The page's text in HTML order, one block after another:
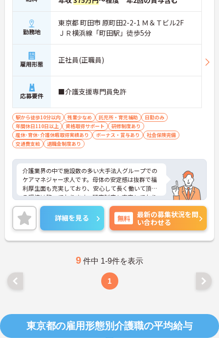
・髪色やネイルなどが原則自由となっており、ご自
身のスタイルを大切にしながら無理なく業務に取り
組むことが可能です。
・施設運営への貢献やチームワークを多角的に評価
する仕組みにより、モチベーションを高く保ちなが
ら働けます。
・賞与とは別に特別報酬の支給実績があり、手厚い
待遇のもとで生活を豊かにできます。
【残業が少なく手厚い福利厚生により、長期的に働
き続けられる体制です】
・残業は少なく、プライベートの時間をしっかりと
確保しながら心身にゆとりを持って働けます。
・65歳定年制や70歳までの再雇用制度、退職金制度
定したキャリアを描けます。
勤務地
東京都 町田市 原町田2-2-1 Ｍ＆Ｔビル2F
ＪＲ横浜線「町田駅」徒歩5分
雇用形態 正社員(正職員)
応募要件 ■介護支援専門員免許
駅から徒歩10分以内 残業少なめ 託児所・育児補助
日勤のみ
年間休日110日以上
資格取得サポート
研修制度あり
産休･育休･介護休暇取得実績あり
ボーナス・賞与あり
社会保険完備
交通費支給
退職金制度あり
介護業界の中で施設数の多い大手法人グループでの
ケアマネジャー求人です。母体の安定感は抜群で福
利厚生面も充実しており、安心して長く働いて頂け
る環境は整っております。研究制度も充実しており
ますのでスキルアップも目指せます。ご興味のある
方はぜひお気軽にお問い合わせください。
詳細を見る 無料
最新の募集状況を問
い合わせる
9 件中 1-9件を表示
1
東京都の雇用形態別介護職の平均給与